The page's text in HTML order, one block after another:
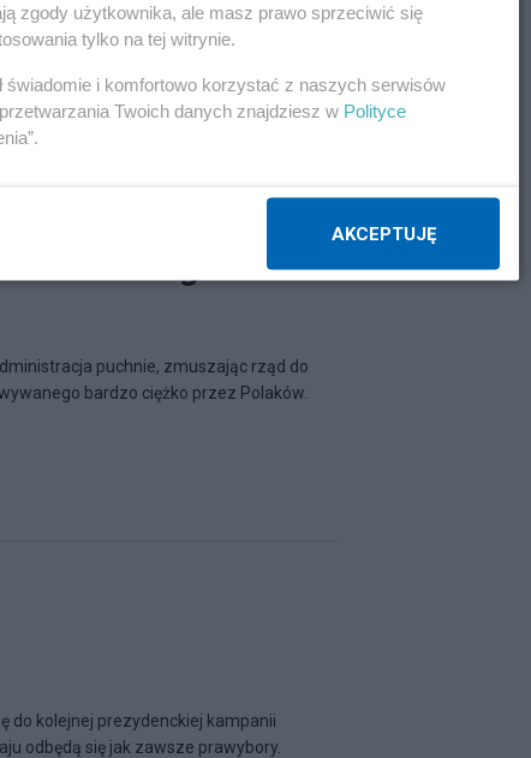
według
puchnie, zmuszając rząd do
bardzo ciężko przez Polaków.
do kolejnej prezydenckiej kampanii
odbędą się jak zawsze prawybory.
zgody użytkownika, ale masz prawo sprzeciwić się
tylko na tej witrynie.
i komfortowo korzystać z naszych serwisów
Twoich danych znajdziesz w Polityce
AKCEPTUJĘ